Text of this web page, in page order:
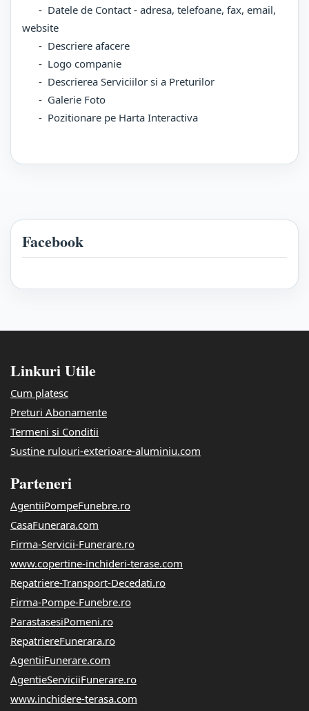
- Datele de Contact - adresa, telefoane, fax, email,
website
- Descriere afacere
- Logo companie
- Descrierea Serviciilor si a Preturilor
- Galerie Foto
- Pozitionare pe Harta Interactiva
Facebook
Linkuri Utile
Cum platesc
Preturi Abonamente
Termeni si Conditii
Sustine rulouri-exterioare-aluminiu.com
Parteneri
AgentiiPompeFunebre.ro
CasaFunerara.com
Firma-Servicii-Funerare.ro
www.copertine-inchideri-terase.com
Repatriere-Transport-Decedati.ro
Firma-Pompe-Funebre.ro
ParastasesiPomeni.ro
RepatriereFunerara.ro
AgentiiFunerare.com
AgentieServiciiFunerare.ro
www.inchidere-terasa.com